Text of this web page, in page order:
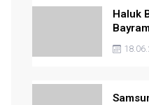
Haluk
Olsun